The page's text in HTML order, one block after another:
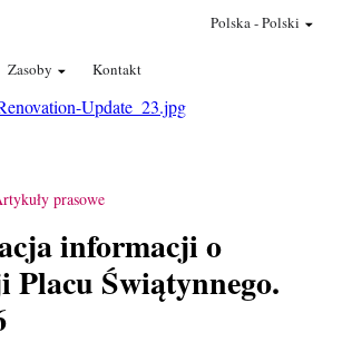
Zasoby Kontakt
Polska-Polski
Update_23.jpg
prasowe
informacji o
Placu Świątynnego.